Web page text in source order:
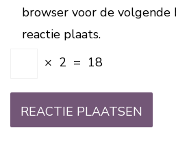
browser voor de volgende
reactie plaats.
× 2 = 18